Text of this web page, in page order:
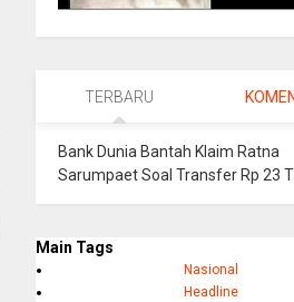
TERBARU
Bank Dunia Bantah Klaim Ratna
Sarumpaet Soal Transfer Rp 23 T
Main Tags
Nasional
Headline